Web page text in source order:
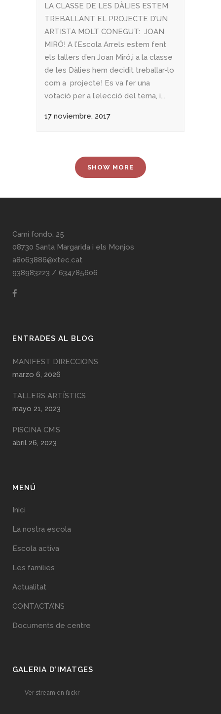
LA CLASSE DE LES DÀLIES ESTEM
TREBALLANT EL PROJECTE D’UN
ARTISTA MOLT CONEGUT: JOAN
MIRÓ! A l’Escola Arrels estem fent
els tallers d’en Joan Miró,i a la classe
de les Dàlies hem decidit treballar-lo
com a projecte! Es va fer una
votació per a l’elecció del tema, i...
17 noviembre, 2017
SHOW MORE
Camí fondo, 25
08730 Santa Margarida i els Monjos
a8063886@xtec.cat
938983223 / 634785606
ENTRADES AL BLOG
MANIFEST DIRECCIONS
marzo 6, 2026
TALLERS ARTÍSTICS
mayo 21, 2023
PISCINA CM’S
abril 26, 2023
MENÚ
Inici
La nostra escola
Escola activa
Les famílies
Actualitat
CONTACTA’NS
Documents de centre
GALERIA D’IMATGES
Ver stream en flickr